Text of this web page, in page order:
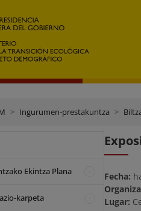
Ingurumen-prestakuntza
Ekintza Plana
karpeta
Fecha:
Organiza
Lugar: